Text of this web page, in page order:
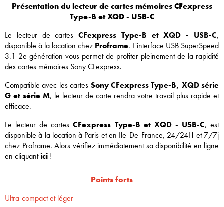
Présentation dulecteur de cartes mémoires CFexpress
Type-B et XQD - USB-C
Le lecteur de cartes CFexpress Type-B et XQD - USB-C,
disponible à la location chez Proframe. L'interface USB SuperSpeed
3.1 2e génération vous permet de profiter pleinement de la rapidité
des cartes mémoires Sony CFexpress.
Compatible avec les cartes Sony CFexpress Type-B, XQD série
G et série M, le lecteur de carte rendra votre travail plus rapide et
efficace.
Le lecteur de cartesCFexpress Type-B et XQD - USB-C, est
disponible à la location à Paris et en Ile-De-France, 24/24H et 7/7j
chez Proframe. Alors vérifiez immédiatement sa disponibilité en ligne
en cliquantici !
Points forts
Ultra-compact et léger